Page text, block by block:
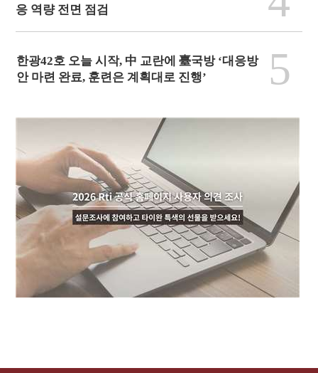
응 역량 전면 점검
한광42호 오늘 시작, 中 교란에 臺국방 ‘대응방
안 마련 완료, 훈련은 계획대로 진행’
5